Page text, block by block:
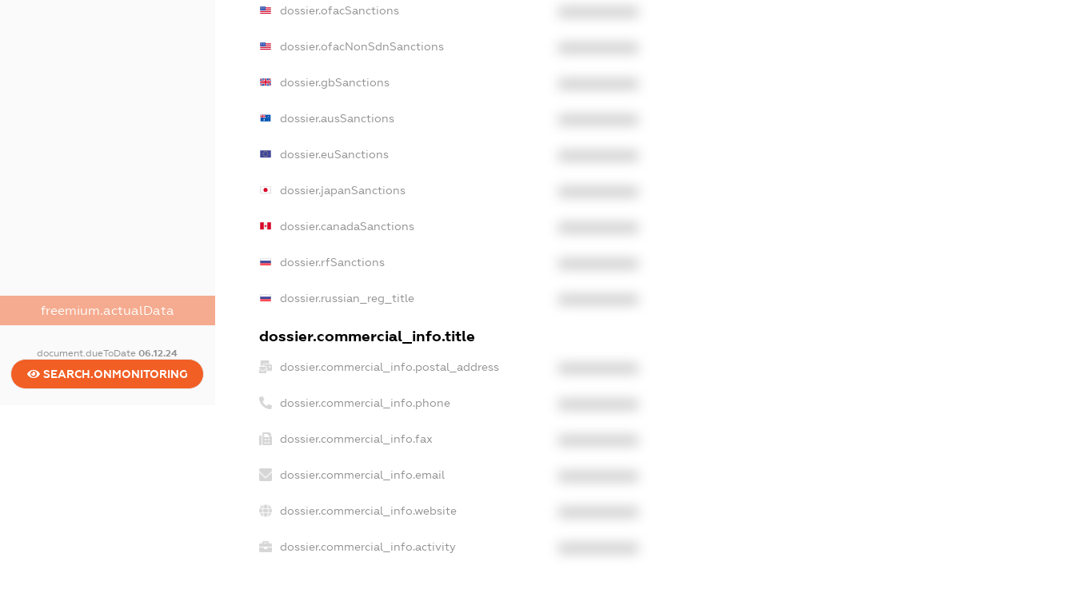
freemium.actualData
document.dueToDate06.12.24
SEARCH.ONMONITORING
dossier.ofacSanctions
dossier.ofacNonSdnSanctions
dossier.gbSanctions
dossier.ausSanctions
dossier.euSanctions
dossier.japanSanctions
dossier.canadaSanctions
dossier.rfSanctions
dossier.russian_reg_title
dossier.commercial_info.title
dossier.commercial_info.postal_address
dossier.commercial_info.phone
dossier.commercial_info.fax
dossier.commercial_info.email
dossier.commercial_info.website
dossier.commercial_info.activity